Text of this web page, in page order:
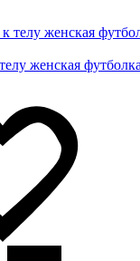
женская